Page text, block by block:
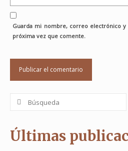
Guarda mi nombre, correo electrónico
próxima vez que comente.
Buscar
Últimas